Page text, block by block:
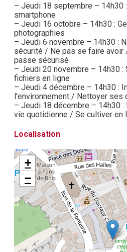
– Jeudi 18 septembre – 14h30
smartphone
– Jeudi 16 octobre – 14h30 :
photographies
– Jeudi 6 novembre – 14h30 :
sécurité / Ne pas se faire avoir
passe sécurisé
– Jeudi 20 novembre – 14h30 :
fichiers en ligne
– Jeudi 4 décembre – 14h30 :
l'environnement / Nettoyer ses
– Jeudi 18 décembre – 14h30
vie quotidienne / Se cultiver en
Localisation
+
−